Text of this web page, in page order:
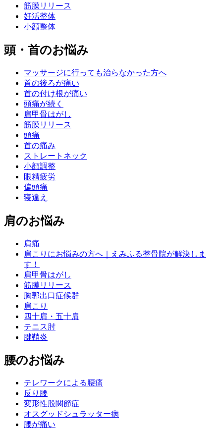
筋膜リリース
妊活整体
小顔整体
頭・首のお悩み
マッサージに行っても治らなかった方へ
首の後ろが痛い
首の付け根が痛い
頭痛が続く
肩甲骨はがし
筋膜リリース
頭痛
首の痛み
ストレートネック
小顔調整
眼精疲労
偏頭痛
寝違え
肩のお悩み
肩痛
肩こりにお悩みの方へ｜えみふる整骨院が解決しま
す！
肩甲骨はがし
筋膜リリース
胸郭出口症候群
肩こり
四十肩・五十肩
テニス肘
腱鞘炎
腰のお悩み
テレワークによる腰痛
反り腰
変形性股関節症
オスグッドシュラッター病
腰が痛い